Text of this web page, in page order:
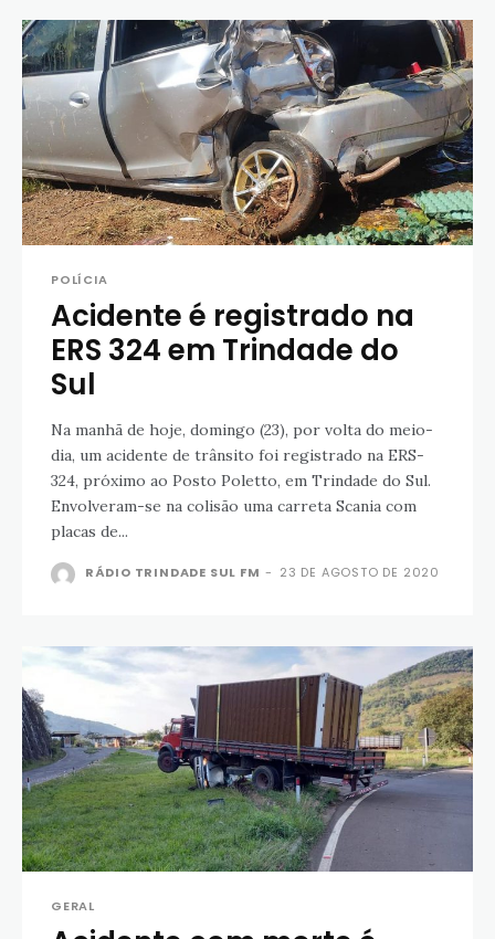
POLÍCIA
Acidente é registrado na
ERS 324 em Trindade do
Sul
Na manhã de hoje, domingo (23), por volta do meio-
dia, um acidente de trânsito foi registrado na ERS-
324, próximo ao Posto Poletto, em Trindade do Sul.
Envolveram-se na colisão uma carreta Scania com
placas de...
RÁDIO TRINDADE SUL FM - 23 DE AGOSTO DE 2020
GERAL